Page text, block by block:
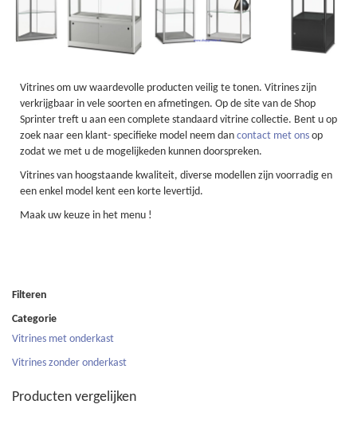
Vitrines om uw waardevolle producten veilig te tonen. Vitrines zijn
verkrijgbaar in vele soorten en afmetingen. Op de site van de Shop
Sprinter treft u aan een complete standaard vitrine collectie. Bent u op
zoek naar een klant- specifieke model neem dan contact met ons op
zodat we met u de mogelijkeden kunnen doorspreken.
Vitrines van hoogstaande kwaliteit, diverse modellen zijn voorradig en
een enkel model kent een korte levertijd.
Maak uw keuze in het menu !
Filteren
Categorie
Vitrines met onderkast
Vitrines zonder onderkast
Producten vergelijken